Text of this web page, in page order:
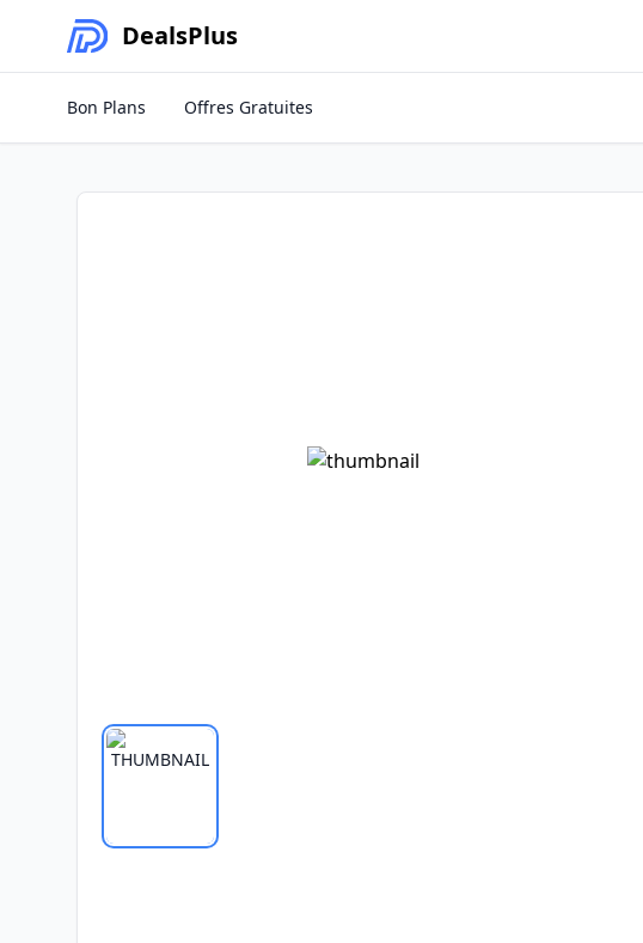
DealsPlus
Bon Plans Offres Gratuites